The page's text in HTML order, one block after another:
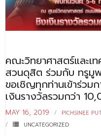
คณะวิทยาศาสตร์และเ
สวนดุสิต ร่วมกับ ทรูมู
ขอเชิญทุกท่านเข้าร่วม
เงินรางวัลรวมกว่า
MAY 16, 2019
PICHSINEE
UNCATEGORIZED